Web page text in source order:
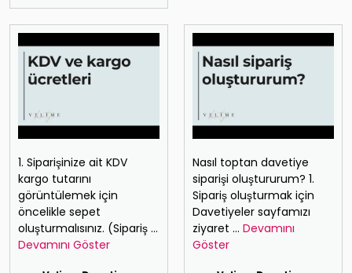
1. Siparişinize ait KDV
kargo tutarını
görüntülemek için
öncelikle sepet
oluşturmalısınız. (Sipariş ...
Devamını Göster
Nasıl toptan davetiye
siparişi oluştururum? 1.
Sipariş oluşturmak için
Davetiyeler sayfamızı
ziyaret ... Devamını
Göster